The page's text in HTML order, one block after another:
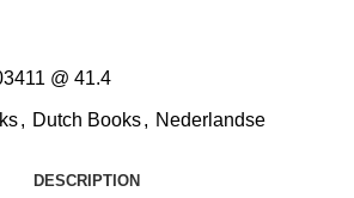
@ 41.4
, Dutch Books, Nederlandse
DESCRIPTION